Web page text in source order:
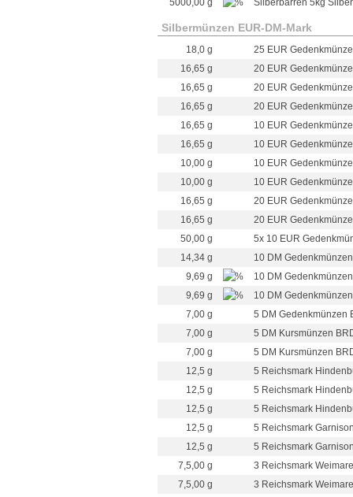
5000,00 g
Silberbarren 5kg
Silbermünzen EUR-DM-Mark
18,0 g
25 EUR
16,65 g
20 EUR
16,65 g
20 EUR
16,65 g
20 EUR
16,65 g
10 EUR
16,65 g
10 EUR
10,00 g
10 EUR
10,00 g
10 EUR
16,65 g
20 EUR
16,65 g
20 EUR
50,00 g
5x 10 EUR
14,34 g
10 DM
9,69 g
10 DM
9,69 g
10 DM
7,00 g
5 DM Gedenkmünzen
7,00 g
5 DM Kursmünzen
7,00 g
5 DM Kursmünzen
12,5 g
5 Reichsmark
12,5 g
5 Reichsmark
12,5 g
5 Reichsmark
12,5 g
5 Reichsmark
12,5 g
5 Reichsmark
7,5,00 g
3 Reichsmark
7,5,00 g
3 Reichsmark